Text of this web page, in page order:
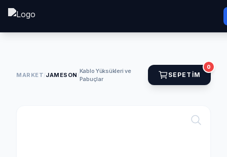
MARKET/JAMESON /
Kablo Yüksükleri ve
Pabuçlar
SEPETIM
0